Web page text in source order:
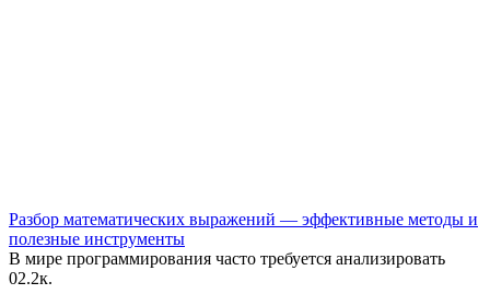
Разбор математических выражений — эффективные методы и
полезные инструменты
В мире программирования часто требуется анализировать
02.2к.